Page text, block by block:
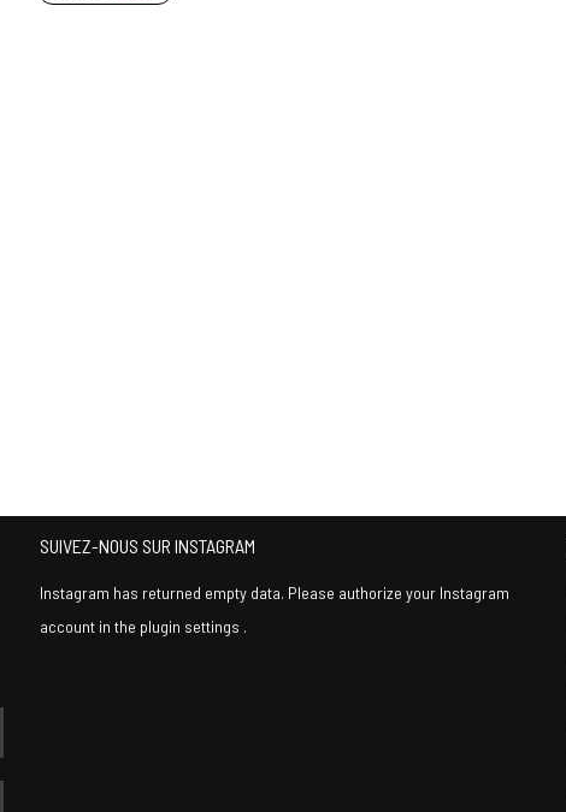
SUIVEZ-NOUS SUR INSTAGRAM
Instagram has returned empty data. Please authorize your Instagram
account in the plugin settings .